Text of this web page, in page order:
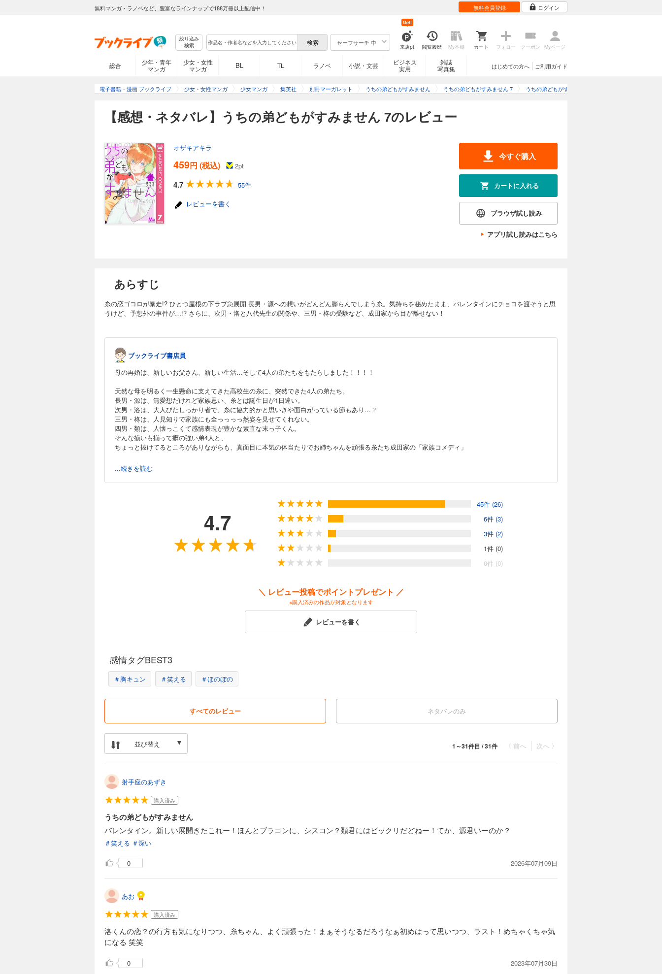
無料マンガ・ラノベなど、豊富なラインナップで188万冊以上配信中！ 無料会員登録 ログイン
絞り込み
検索
セーフサーチ 中
来店pt
Get!
閲覧履歴 My本棚 カート フォロー クーポン Myページ
総合
少年・青年
マンガ
少女・女性
マンガ
BL TL ラノベ 小説・文芸
ビジネス
実用
雑誌
写真集
ご利用ガイド
はじめての方へ
電子書籍・漫画 ブックライブ 少女・女性マンガ 少女マンガ 集英社 別冊マーガレット うちの弟どもがすみません うちの弟どもがすみません 7 うちの弟どもがすみません 7のレビュー
【感想・ネタバレ】うちの弟どもがすみません 7のレビュー
オザキアキラ
459円 (税込) 2pt
4.7
55件
レビューを書く
今すぐ購入
カートに入れる
ブラウザ試し読み
アプリ試し読みはこちら
あらすじ
糸の恋ゴコロが暴走!? ひとつ屋根の下ラブ急展開 長男・源への想いがどんどん膨らんでしまう糸。気持ちを秘めたまま、バレンタインにチョコを渡そうと思
うけど、予想外の事件が…!? さらに、次男・洛と八代先生の関係や、三男・柊の受験など、成田家から目が離せない！
ブックライブ書店員
母の再婚は、新しいお父さん、新しい生活…そして4人の弟たちをもたらしました！！！！
天然な母を明るく一生懸命に支えてきた高校生の糸に、突然できた4人の弟たち。
長男・源は、無愛想だけれど家族思い、糸とは誕生日が1日違い。
次男・洛は、大人びたしっかり者で、糸に協力的かと思いきや面白がっている節もあり…？
三男・柊は、人見知りで家族にも全っっっっ然姿を見せてくれない。
四男・類は、人懐っこくて感情表現が豊かな素直な末っ子くん。
そんな揃いも揃って癖の強い弟4人と、
ちょっと抜けてるところがありながらも、真面目に本気の体当たりでお姉ちゃんを頑張る糸たち成田家の「家族コメディ」
…では終わらないんです！！！！
糸と同い年、同じクラスでもある長男・源は、男ばかりで育ったせいか距離感がおかしい。
普段はツンケンしてるくせに、たまに気安く触れてくる。
源に対する糸の気持ちは姉としてだけのもの…それとも…恋？
時間を重ねるうちに仲良くなっていく成田家の「きょうだい」たち。
5人の個性が渋滞中な日々のドタバタぶりも面白く、糸の恋にもキュンキュンきてしまいます！
見守りたくなる「家族ラブコメ」を読むならこの作品です！！！！
...続きを読む
4.7
45件 (26)
6件 (3)
3件 (2)
1件 (0)
0件 (0)
＼ レビュー投稿でポイントプレゼント ／
※購入済みの作品が対象となります
レビューを書く
感情タグBEST3
＃胸キュン ＃笑える ＃ほのぼの
すべてのレビュー ネタバレのみ
並び替え 次へ 〉
〈 前へ
1～31件目 / 31件
射手座のあずき
購入済み
うちの弟どもがすみません
バレンタイン。新しい展開きたこれー！ほんとブラコンに、シスコン？類君にはビックリだどねー！てか、源君いーのか？
＃笑える ＃深い
0 2026年07月09日
あお
購入済み
洛くんの恋？の行方も気になりつつ、糸ちゃん、よく頑張った！まぁそうなるだろうなぁ初めはって思いつつ、ラスト！めちゃくちゃ気
になる 笑笑
0 2023年07月30日